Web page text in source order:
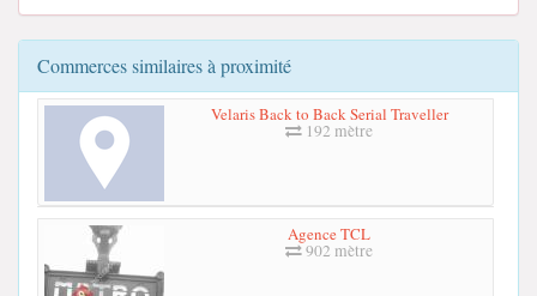
Commerces similaires à proximité
Velaris Back to Back Serial Traveller
192 mètre
Agence TCL
902 mètre